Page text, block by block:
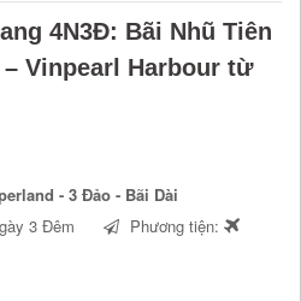
4N3Đ: Bãi Nhũ Tiên
Vinpearl Harbour từ
- 3 Đảo - Bãi Dài
3 Đêm Phương tiện: